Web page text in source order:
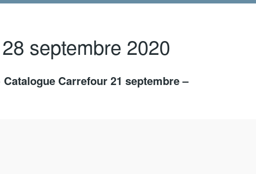
septembre 2020
Catalogue Carrefour 21 septembre –